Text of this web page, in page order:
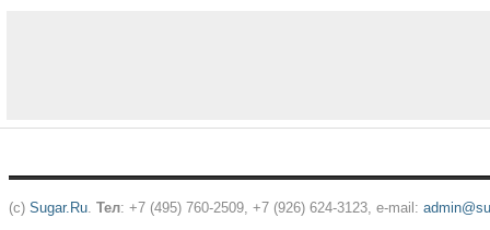
(c) Sugar.Ru. Тел: +7 (495) 760-2509, +7 (926) 624-3123, e-mail: